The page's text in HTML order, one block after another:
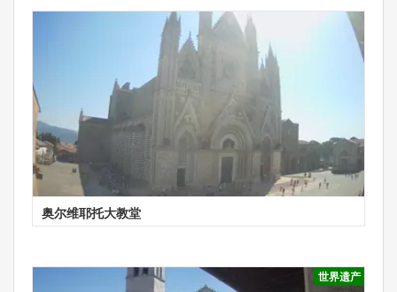
奥尔维耶托大教堂
世界遗产